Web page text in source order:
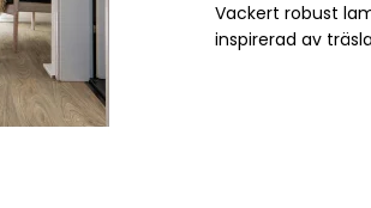
Vackert robust
inspirerad av